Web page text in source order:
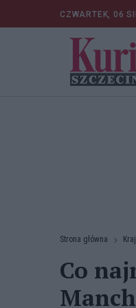
CZWARTEK, 06
Strona główna Kraj
Co